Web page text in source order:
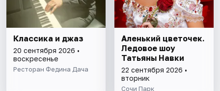
Классика и джаз
20 сентября 2026 •
воскресенье
Ресторан Федина Дача
Аленький цветочек.
Ледовое шоу
Татьяны Навки
22 сентября 2026 •
вторник
Сочи Парк